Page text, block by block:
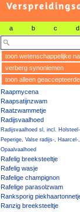
a b c d
toon wetenschappelijke
verberg synoniemen
toon alleen
Raapmycena
Raapsatijnzwam
Raatzwammetje
Radijsvaalhoed
Radijsvaalhoed sl, incl.
Peperige, Valse radijs-, Haarcel-
Opaalvaalhoed
Rafelig breeksteeltje
Rafelig wasje
Rafelige champignon
Rafelige parasolzwam
Ranksporig
Ranzig breeksteeltje